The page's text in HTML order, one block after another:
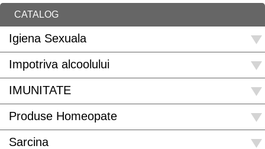
CATALOG
Igiena Sexuala
Impotriva alcoolului
IMUNITATE
Produse Homeopate
Sarcina